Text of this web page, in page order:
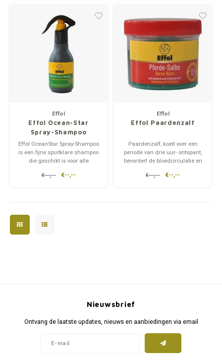
vacht van jouw paard.
Effol
Effol Ocean-Star
Spray-Shampoo
Effol OceanStar Spray-Shampoo
is een fijne spuitklare shampoo
die geschikt is voor alle
shampoo kun je jouw paard of
€--,-- €--,--
Effol
Effol Paardenzalf
Paardenzalf, koelt over een
periode van drie uur- ontspant,
bevordert de bloedcirculatie en
activiteit- verfrissend en
€--,-- €--,--
Nieuwsbrief
Ontvang de laatste updates, nieuws en aanbiedingen via email